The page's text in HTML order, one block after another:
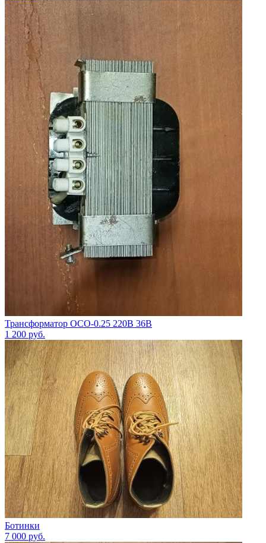
Трансформатор ОСО-0.25 220В 36В
1 200 руб.
Ботинки
7 000 руб.